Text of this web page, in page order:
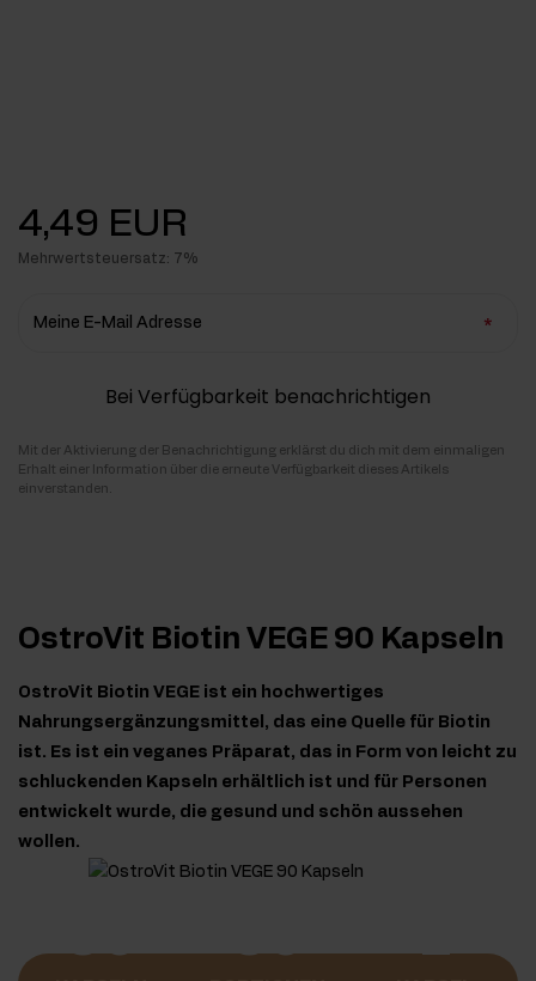
4,49 EUR
Mehrwertsteuersatz: 7%
Meine E-Mail Adresse
Bei Verfügbarkeit benachrichtigen
Mit der Aktivierung der Benachrichtigung erklärst du dich mit dem einmaligen
Erhalt einer Information über die erneute Verfügbarkeit dieses Artikels
einverstanden.
OstroVit Biotin VEGE 90 Kapseln
OstroVit Biotin VEGE ist ein hochwertiges
Nahrungsergänzungsmittel, das eine Quelle für Biotin
ist. Es ist ein veganes Präparat, das in Form von leicht zu
schluckenden Kapseln erhältlich ist und für Personen
entwickelt wurde, die gesund und schön aussehen
wollen.
90 90 1